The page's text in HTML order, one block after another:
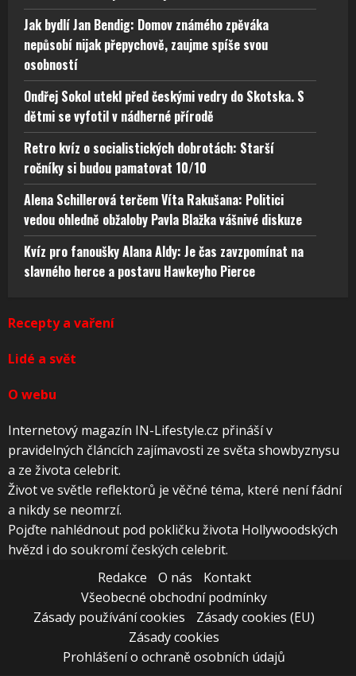
Jak bydlí Jan Bendig: Domov známého zpěváka
nepůsobí nijak přepychově, zaujme spíše svou
osobností
Ondřej Sokol utekl před českými vedry do Skotska. S
dětmi se vyfotil v nádherné přírodě
Retro kvíz o socialistických dobrotách: Starší
ročníky si budou pamatovat 10/10
Alena Schillerová terčem Víta Rakušana: Politici
vedou ohledně obžaloby Pavla Blažka vášnivé diskuze
Kvíz pro fanoušky Alana Aldy: Je čas zavzpomínat na
slavného herce a postavu Hawkeyho Pierce
Recepty a vaření
Lidé a svět
O webu
Internetový magazín IN-Lifestyle.cz přináší v
pravidelných článcích zajímavosti ze světa showbyznysu
a ze života celebrit.
Život ve světle reflektorů je věčné téma, které není fádní
a nikdy se neomrzí.
Pojďte nahlédnout pod pokličku života Hollywoodských
hvězd i do soukromí českých celebrit.
Redakce
O nás
Kontakt
Všeobecné obchodní podmínky
Zásady používání cookies
Zásady cookies (EU)
Zásady cookies
Prohlášení o ochraně osobních údajů